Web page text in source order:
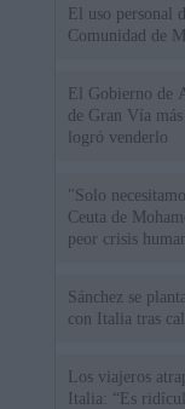
El uso personal
Comunidad de
El Gobierno de
de Gran Vía
logró venderlo
"Solo
Ceuta de
peor crisis
Sánchez se
con Italia tras
Los viajeros
Italia: “Es